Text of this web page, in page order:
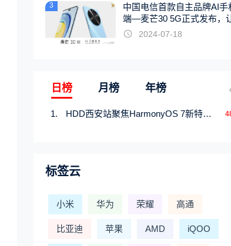
3
中国电信首款自主品牌AI手
端—麦芒30 5G正式发布，
触手可及2024-07-18
日榜 月榜 年榜
HDD西安站聚焦HarmonyOS 7新特性，解锁从互联到智能的应用开发新范式
标签云
小米 华为 荣耀 高通
比亚迪 苹果 AMD iQOO